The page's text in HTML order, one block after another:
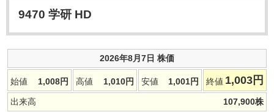
9470 学研 HD
2026年8月7日 株価
始値 1,008円 高値 1,010円 安値 1,001円 終値 1,003 円
出来高 107,900株